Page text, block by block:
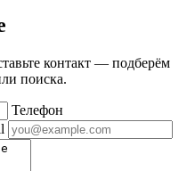
контакт — подберём
поиска.
Телефон